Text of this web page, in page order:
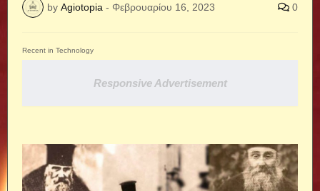
by Agiotopia - Φεβρουαρίου 16, 2023 0
Recent in Technology
Responsive Advertisement